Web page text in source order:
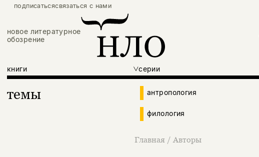
подписатьсясвязаться с нами
новое литературное
обозрение
книги серии
темы антропология
филология
Главная / Авторы